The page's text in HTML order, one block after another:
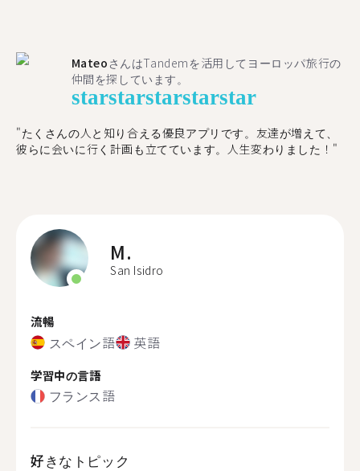
Mateo さんはTandemを活用してヨーロッパ旅行の
仲間を探しています。
starstarstarstarstar
"たくさんの人と知り合える優良アプリです。友達が増えて、
彼らに会いに行く計画も立てています。人生変わりました！"
M.
San Isidro
流暢
スペイン語 英語
学習中の言語
フランス語
好きなトピック